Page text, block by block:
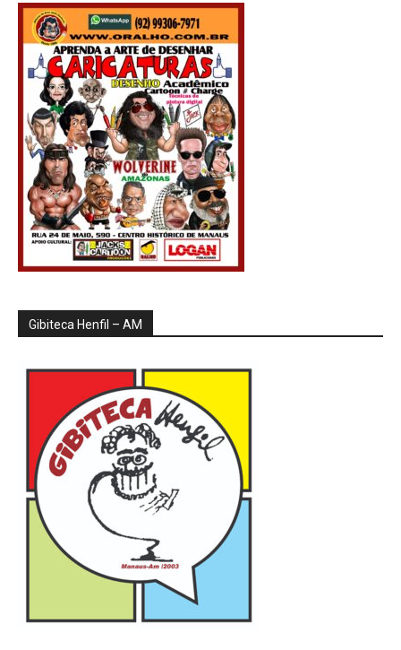
Gibiteca Henfil – AM